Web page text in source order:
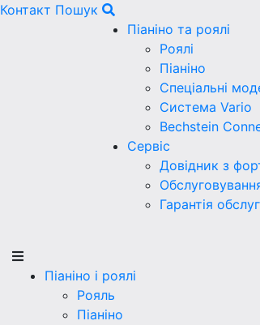
Контакт Пошук
Піаніно та роялі
Роялі
Піаніно
Спеціальні
Система Vario
Bechstein
Сервіс
Довідник з
Гарантія
Піаніно і роялі
Рояль
Піаніно